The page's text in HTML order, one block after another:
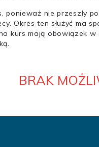
ponieważ nie przeszły
Okres ten służyć
kurs mają obowiązek
BRAK